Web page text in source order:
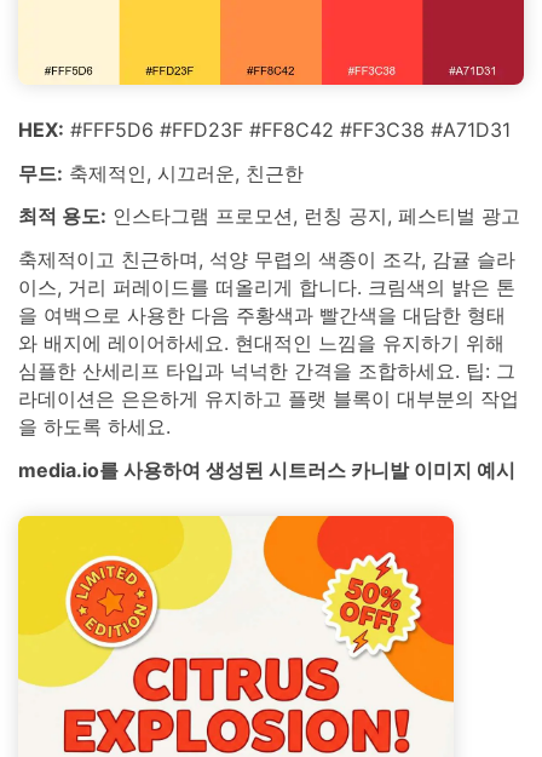
HEX: #FFF5D6 #FFD23F #FF8C42 #FF3C38 #A71D31
무드: 축제적인, 시끄러운, 친근한
최적 용도: 인스타그램 프로모션, 런칭 공지, 페스티벌 광고
축제적이고 친근하며, 석양 무렵의 색종이 조각, 감귤 슬라
이스, 거리 퍼레이드를 떠올리게 합니다. 크림색의 밝은 톤
을 여백으로 사용한 다음 주황색과 빨간색을 대담한 형태
와 배지에 레이어하세요. 현대적인 느낌을 유지하기 위해
심플한 산세리프 타입과 넉넉한 간격을 조합하세요. 팁: 그
라데이션은 은은하게 유지하고 플랫 블록이 대부분의 작업
을 하도록 하세요.
media.io를 사용하여 생성된 시트러스 카니발 이미지 예시